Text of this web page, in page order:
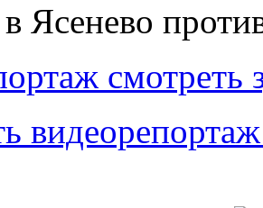
Ясенево
смотреть
видеорепортаж